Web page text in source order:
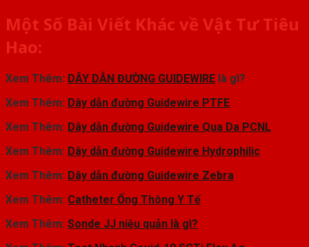
Một Số Bài Viết Khác về Vật Tư Tiêu
Hao:
Xem Thêm: DÂY DẪN ĐƯỜNG GUIDEWIRE là gì?
Xem Thêm: Dây dẫn đường Guidewire PTFE
Xem Thêm: Dây dẫn đường Guidewire Qua Da PCNL
Xem Thêm: Dây dẫn đường Guidewire Hydrophilic
Xem Thêm: Dây dẫn đường Guidewire Zebra
Xem Thêm: Catheter Ống Thông Y Tế
Xem Thêm: Sonde JJ niệu quản là gì?